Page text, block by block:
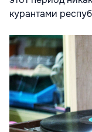
курантами